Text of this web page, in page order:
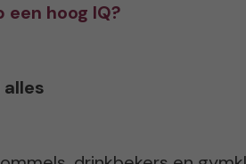
een hoog IQ?
alles